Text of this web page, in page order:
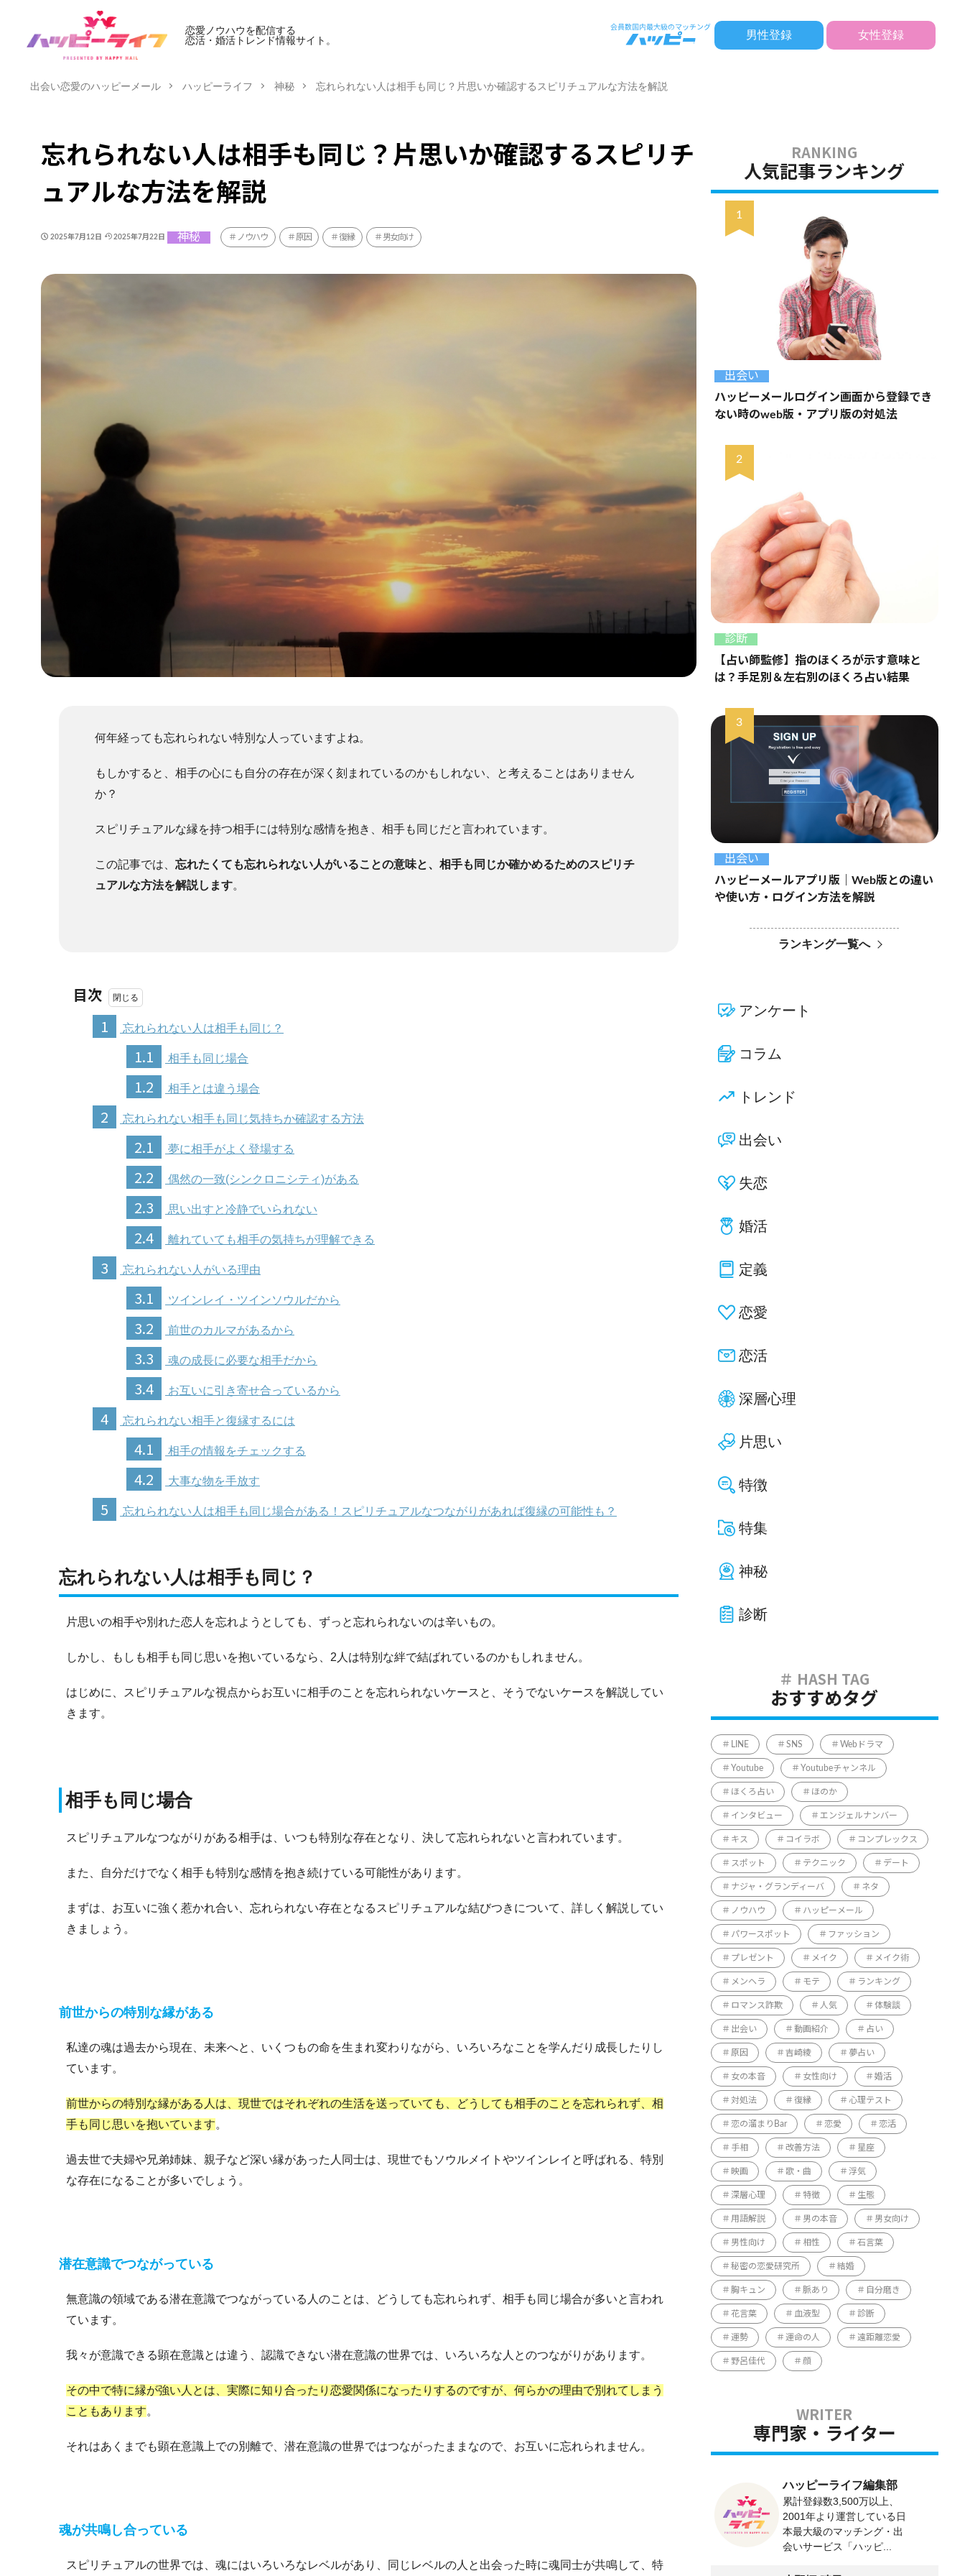
恋愛ノウハウを配信する
恋活・婚活トレンド情報サイト。
男性登録 女性登録
出会い恋愛のハッピーメール ハッピーライフ 神秘 忘れられない人は相手も同じ？片思いか確認するスピリチュアルな方法を解説
忘れられない人は相手も同じ？片思いか確認するスピリチ
ュアルな方法を解説
2025年7月12日 2025年7月22日 神秘 ノウハウ 原因 復縁 男女向け
何年経っても忘れられない特別な人っていますよね。
もしかすると、相手の心にも自分の存在が深く刻まれているのかもしれない、と考えることはありません
か？
スピリチュアルな縁を持つ相手には特別な感情を抱き、相手も同じだと言われています。
この記事では、 忘れたくても忘れられない人がいることの意味と、相手も同じか確かめるためのスピリチ
ュアルな方法を解説します。
目次
1
忘れられない人は相手も同じ？
1.1 相手も同じ場合
1.2 相手とは違う場合
2 忘れられない相手も同じ気持ちか確認する方法
2.1 夢に相手がよく登場する
2.2 偶然の一致(シンクロニシティ)がある
2.3 思い出すと冷静でいられない
2.4 離れていても相手の気持ちが理解できる
3 忘れられない人がいる理由
3.1 ツインレイ・ツインソウルだから
3.2 前世のカルマがあるから
3.3 魂の成長に必要な相手だから
3.4 お互いに引き寄せ合っているから
4 忘れられない相手と復縁するには
4.1 相手の情報をチェックする
4.2 大事な物を手放す
5 忘れられない人は相手も同じ場合がある！スピリチュアルなつながりがあれば復縁の可能性も？
忘れられない人は相手も同じ？
片思いの相手や別れた恋人を忘れようとしても、ずっと忘れられないのは辛いもの。
しかし、もしも相手も同じ思いを抱いているなら、2人は特別な絆で結ばれているのかもしれません。
はじめに、スピリチュアルな視点からお互いに相手のことを忘れられないケースと、そうでないケースを解説してい
きます。
相手も同じ場合
スピリチュアルなつながりがある相手は、いつも特別な存在となり、決して忘れられないと言われています。
また、自分だけでなく相手も特別な感情を抱き続けている可能性があります。
まずは、お互いに強く惹かれ合い、忘れられない存在となるスピリチュアルな結びつきについて、詳しく解説してい
きましょう。
前世からの特別な縁がある
私達の魂は過去から現在、未来へと、いくつもの命を生まれ変わりながら、いろいろなことを学んだり成長したりし
ています。
前世からの特別な縁がある人は、現世ではそれぞれの生活を送っていても、どうしても相手のことを忘れられず、相
手も同じ思いを抱いています。
過去世で夫婦や兄弟姉妹、親子など深い縁があった人同士は、現世でもソウルメイトやツインレイと呼ばれる、特別
な存在になることが多いでしょう。
潜在意識でつながっている
無意識の領域である潜在意識でつながっている人のことは、どうしても忘れられず、相手も同じ場合が多いと言われ
ています。
我々が意識できる顕在意識とは違う、認識できない潜在意識の世界では、いろいろな人とのつながりがあります。
その中で特に縁が強い人とは、実際に知り合ったり恋愛関係になったりするのですが、何らかの理由で別れてしまう
こともあります。
それはあくまでも顕在意識上での別離で、潜在意識の世界ではつながったままなので、お互いに忘れられません。
魂が共鳴し合っている
スピリチュアルの世界では、魂にはいろいろなレベルがあり、同じレベルの人と出会った時に魂同士が共鳴して、特
人気記事ランキング
出会い
ハッピーメールログイン画面から登録でき
ない時のweb版・アプリ版の対処法
診断
【占い師監修】指のほくろが示す意味と
は？手足別＆左右別のほくろ占い結果
出会い
ハッピーメールアプリ版｜Web版との違い
や使い方・ログイン方法を解説
ランキング一覧へ
アンケート
コラム
トレンド
出会い
失恋
婚活
定義
恋愛
恋活
深層心理
片思い
特徴
特集
神秘
診断
おすすめタグ
LINE SNS Webドラマ
Youtube Youtubeチャンネル
ほくろ占い ほのか
インタビュー エンジェルナンバー
キス コイラボ コンプレックス
スポット テクニック デート
ナジャ・グランディーバ ネタ
ノウハウ ハッピーメール
パワースポット ファッション
プレゼント メイク メイク術
メンヘラ モテ ランキング
ロマンス詐欺 人気 体験談
出会い 動画紹介 占い
原因 吉崎綾 夢占い
女の本音 女性向け 婚活
対処法 復縁 心理テスト
恋の溜まりBar 恋愛 恋活
手相 改善方法 星座
映画 歌・曲 浮気
深層心理 特徴 生態
用語解説 男の本音 男女向け
男性向け 相性 石言葉
秘密の恋愛研究所 結婚
胸キュン 脈あり 自分磨き
花言葉 血液型 診断
運勢 運命の人 遠距離恋愛
野呂佳代 顔
専門家・ライター
ハッピーライフ編集部
累計登録数3,500万以上、
2001年より運営している日
本最大級のマッチング・出
会いサービス「ハッピ...